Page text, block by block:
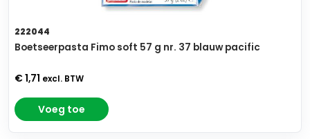
222044
Boetseerpasta Fimo soft 57 g nr. 37 blauw pacific
€ 1,71 excl. BTW
Voeg toe